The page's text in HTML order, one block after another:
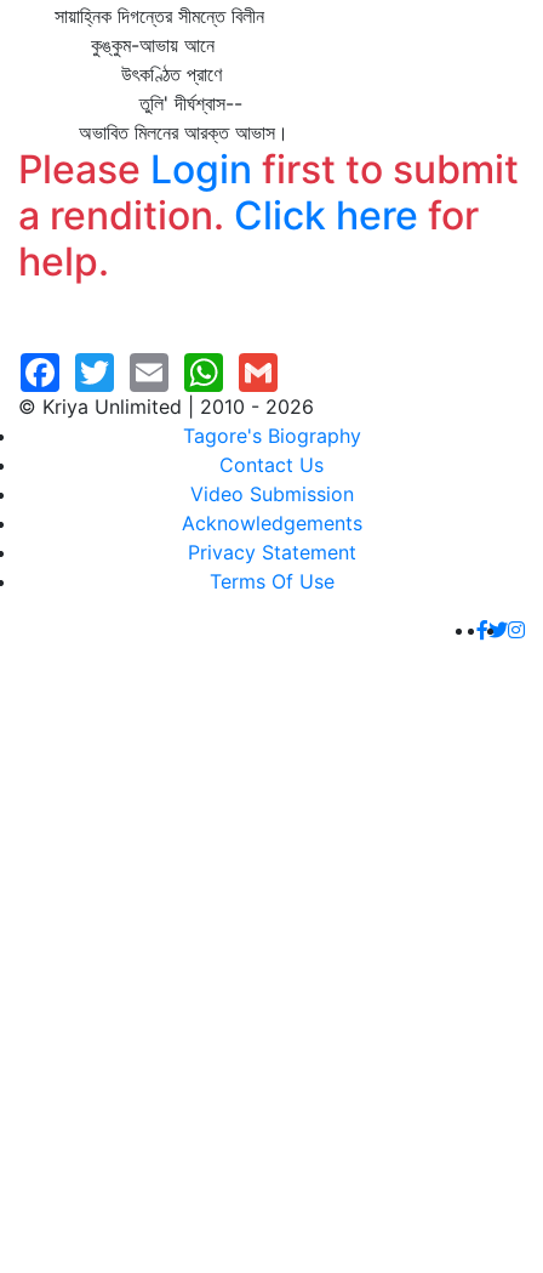
সায়াহ্নিক দিগন্তের সীমন্তে বিলীন
কুঙ্কুম-আভায় আনে
উৎকণ্ঠিত প্রাণে
তুলি' দীর্ঘশ্বাস--
অভাবিত মিলনের আরক্ত আভাস।
Please Login first to submit
a rendition. Click here for
help.
© Kriya Unlimited | 2010 - 2026
Tagore's Biography
Contact Us
Video Submission
Acknowledgements
Privacy Statement
Terms Of Use